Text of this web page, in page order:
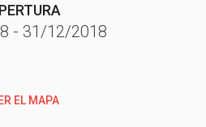
- 31/12/2018
EL MAPA